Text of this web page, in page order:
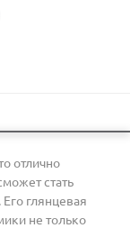
отлично
стать
глянцевая
не только